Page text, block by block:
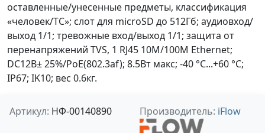
оставленные/унесенные предметы, классификация
«человек/ТС»; слот для microSD до 512Гб; аудиовход/
выход 1/1; тревожные вход/выход 1/1; защита от
перенапряжений TVS, 1 RJ45 10M/100M Ethernet;
DC12В± 25%/PoE(802.3af); 8.5Вт макс; -40 °C...+60 °C;
IP67; IK10; вес 0.6кг.
Артикул: НФ-00140890 Производитель: iFlow